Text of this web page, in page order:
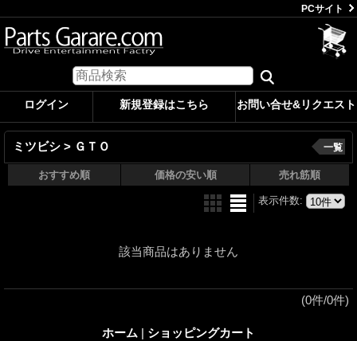
PCサイト
ログイン 新規登録はこちら お問い合せ&リクエスト
ミツビシ > ＧＴＯ 一覧
おすすめ順 価格の安い順 売れ筋順
表示件数:
該当商品はありません
(0件/0件)
ホーム | ショッピングカート